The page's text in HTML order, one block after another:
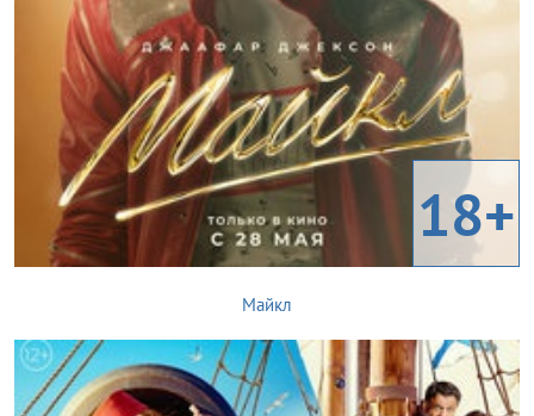
18+
Майкл